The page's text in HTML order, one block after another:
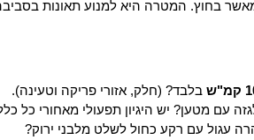
בחוץ. המטרה היא למנוע תאונות
בלבד? (חלק, אזורי פריקה וטעינה).
עם מטען? יש היגיון תפעולי מאחורי כל
עגול עם רקע כחול לשלט מלבני ירוק?